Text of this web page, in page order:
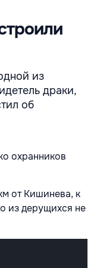
из
драки,
об
охранников
от Кишинева, к
из дерущихся не